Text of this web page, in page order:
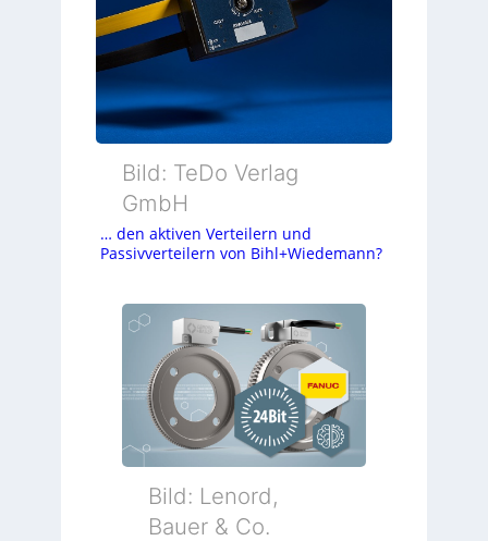
Bild: TeDo Verlag
GmbH
… den aktiven Verteilern und
Passivverteilern von Bihl+Wiedemann?
Bild: Lenord,
Bauer & Co.